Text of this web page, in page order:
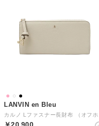
LANVIN en Bleu